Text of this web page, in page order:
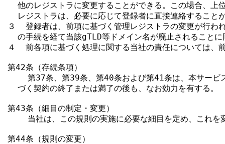
他のレジストラに変更することができる。この場合、上
レジストラは、必要に応じて登録者に直接連絡すること
３  登録者は、前項に基づく管理レジストラの変更が行わ
の手続を経て当該gTLD等ドメイン名が廃止されることに
４  前各項に基づく処理に関する当社の責任については、
第42条（存続条項）
第37条、第39条、第40条および第41条は、本サービ
  づく契約の終了または満了の後も、なお効力を有する。
第43条（細目の制定・変更）
当社は、この規則の実施に必要な細目を定め、これを
第44条（規則の変更）